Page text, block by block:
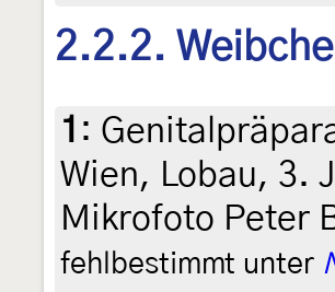
2.2.2.
1 :
Wien, Lobau, 3.
Mikrofoto Peter
fehlbestimmt unter